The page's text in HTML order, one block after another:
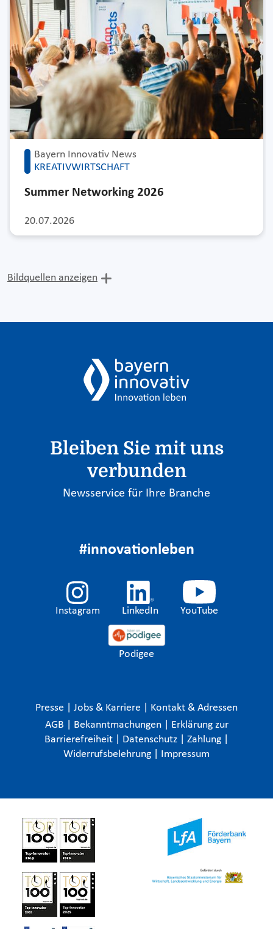
Bayern Innovativ News
KREATIVWIRTSCHAFT
20.07.2026
Summer Networking 2026
Bildquellen anzeigen
Bleiben Sie mit uns
verbunden
Newsservice für Ihre Branche
#innovationleben
Instagram LinkedIn YouTube
Podigee
Presse Jobs & Karriere
Kontakt & Adressen
AGB
Bekanntmachungen
Erklärung zur
Barrierefreiheit
Datenschutz Zahlung
Widerrufsbelehrung
Impressum